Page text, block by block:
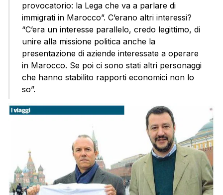
provocatorio: la Lega che va a parlare di
immigrati in Marocco”. C’erano altri interessi?
“C’era un interesse parallelo, credo legittimo, di
unire alla missione politica anche la
presentazione di aziende interessate a operare
in Marocco. Se poi ci sono stati altri personaggi
che hanno stabilito rapporti economici non lo
so”.